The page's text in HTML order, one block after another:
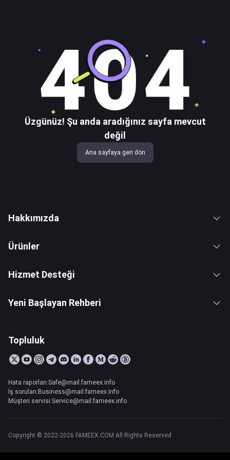
Üzgünüz! Şu anda aradığınız sayfa mevcut
değil
Ana sayfaya geri dön
Hakkımızda
Ürünler
Hizmet Desteği
Yeni Başlayan Rehberi
Topluluk
Hata raporları:Safe@mail.fameex.info
İş soruları:Business@mail.fameex.info
Müşteri servisi:Service@mail.fameex.info
Copyright © 2022-2026 FAMEEX.COM All Rights Reserved